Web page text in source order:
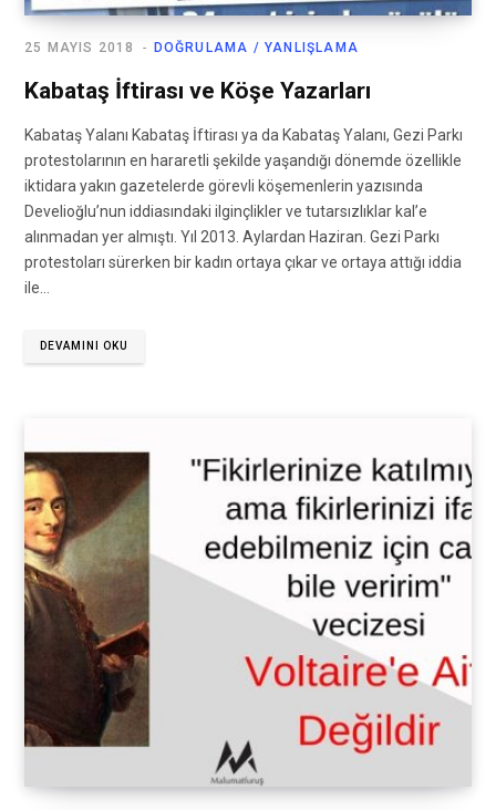
DOĞRULAMA / YANLIŞLAMA
25 MAYIS 2018
Kabataş İftirası ve Köşe Yazarları
Kabataş Yalanı Kabataş İftirası ya da Kabataş Yalanı, Gezi Parkı
protestolarının en hararetli şekilde yaşandığı dönemde özellikle
iktidara yakın gazetelerde görevli köşemenlerin yazısında
Develioğlu’nun iddiasındaki ilginçlikler ve tutarsızlıklar kal’e
alınmadan yer almıştı. Yıl 2013. Aylardan Haziran. Gezi Parkı
protestoları sürerken bir kadın ortaya çıkar ve ortaya attığı iddia
ile…
DEVAMINI OKU